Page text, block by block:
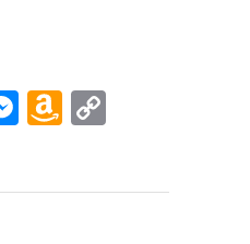
Messenger
Amazon